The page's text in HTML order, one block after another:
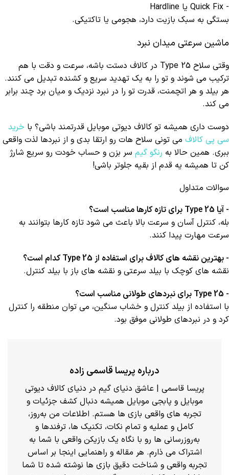
- Quick Fix یا Hardline
بستگی به سبک بازیت دارد، هجومی یا تاکتیکی.
ماشین سرعتی میدان نبرد
وقتی سلاح Type 25 در کالاف دستت باشه، سرعت و دقت با هم
ترکیب می شوند و تو را به یک تهدید سریع و کشنده تبدیل می کنند.
هر بیلد و هر اتچمنت، قدرت تو را در نبرد نزدیک و میان برد چند برابر
می کند.
دوست داری همیشه تو کالاف دیوتی موبایل قدرتمند باشی؟ با خرید
سی پی کالاف می تونی سلاح هات رو ارتقا بدی و از نبردها لذت واقعی
ببری. همین حالا به رنگو گیم سر بزن و حساب خودت رو سریع شارژ
کن تا همیشه یه قدم از بقیه جلوتر باشی!
سوالات متداول
- آیا Type 25 برای تازه کارها مناسب است؟
بله، کنترل آسان و سرعت بالا باعث می شود تازه کارها بتوانند به
سرعت مهارت پیدا کنند.
- بهترین نقشه های کالاف برای استفاده از Type 25 کدام است؟
نقشه های کوچک با بیلد سرعتی و نقشه های باز با بیلد کنترل.
- Type 25 برای نبردهای طولانی مناسب است؟
با استفاده از بیلد کنترل و خشاب سنگین، می توان منطقه را کنترل
کرد و در نبردهای طولانی موفق بود.
درباره پریسا قاسمی زاده
پریسا قاسمی | عاشق دنیای گیم در دنیای کالاف دیوتی
موبایل و پابجی موبایل همیشه دنبال کشف جزئیات و
تجربه های واقعی بازی ها هستم. اطلاعات من به‌روز،
کامل و عملیه و تمام نکات، تکنیک ها، ترفندها و
به‌روزرسانی ها رو با نگاه یک بازیکن واقعی با شما به
اشتراک می ذارم. هر مقاله و راهنمایی اینجا بر اساس
تجربه واقعی و شناخت دقیق بازی ها نوشته شده تا شما